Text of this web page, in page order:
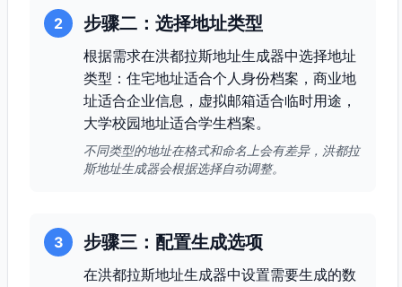
2 步骤二：选择地址类型
根据需求在洪都拉斯地址生成器中选择地址
类型：住宅地址适合个人身份档案，商业地
址适合企业信息，虚拟邮箱适合临时用途，
大学校园地址适合学生档案。
不同类型的地址在格式和命名上会有差异，洪都拉
斯地址生成器会根据选择自动调整。
3 步骤三：配置生成选项
在洪都拉斯地址生成器中设置需要生成的数